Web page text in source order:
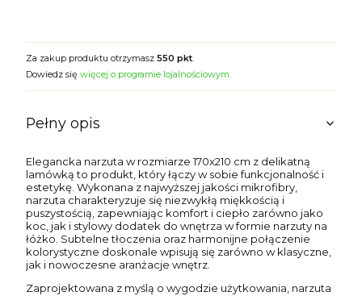
Za zakup produktu otrzymasz 550 pkt.
Dowiedz się więcej o programie lojalnościowym.
Pełny opis
Elegancka narzuta w rozmiarze 170x210 cm z delikatną
lamówką to produkt, który łączy w sobie funkcjonalność i
estetykę. Wykonana z najwyższej jakości mikrofibry,
narzuta charakteryzuje się niezwykłą miękkością i
puszystością, zapewniając komfort i ciepło zarówno jako
koc, jak i stylowy dodatek do wnętrza w formie narzuty na
łóżko. Subtelne tłoczenia oraz harmonijne połączenie
kolorystyczne doskonale wpisują się zarówno w klasyczne,
jak i nowoczesne aranżacje wnętrz.
Zaprojektowana z myślą o wygodzie użytkowania, narzuta